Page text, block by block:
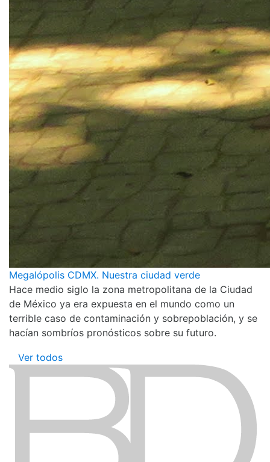
Megalópolis CDMX. Nuestra ciudad verde
Hace medio siglo la zona metropolitana de la Ciudad
de México ya era expuesta en el mundo como un
terrible caso de contaminación y sobrepoblación, y se
hacían sombríos pronósticos sobre su futuro.
Ver todos